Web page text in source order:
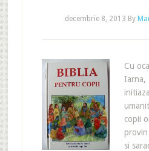
decembrie 8, 2013 By
Cu
Iarna,
copii
si